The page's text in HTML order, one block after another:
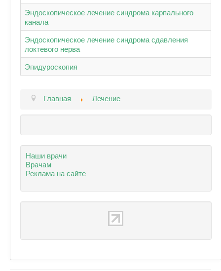
Эндоскопическое лечение синдрома карпального
канала
Эндоскопическое лечение синдрома сдавления
локтевого нерва
Эпидуроскопия
Главная Лечение
Наши врачи
Врачам
Реклама на сайте